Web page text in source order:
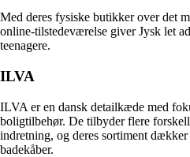
Med deres fysiske butikker over det
online-tilstedeværelse giver Jysk let
teenagere.
ILVA
ILVA er en dansk detailkæde med
boligtilbehør. De tilbyder flere
indretning, og deres sortiment dækker
badekåber.